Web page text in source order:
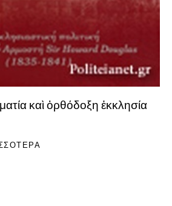
καὶ ὀρθόδοξη ἐκκλησία